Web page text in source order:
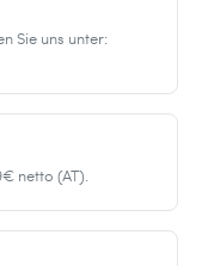
Sie uns unter:
netto (AT).